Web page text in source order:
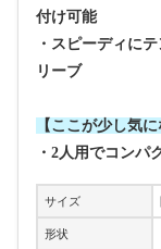
付け可能
・スピーディに
リーブ
【ここが少し気
・2人用でコンパ
サイズ
形状